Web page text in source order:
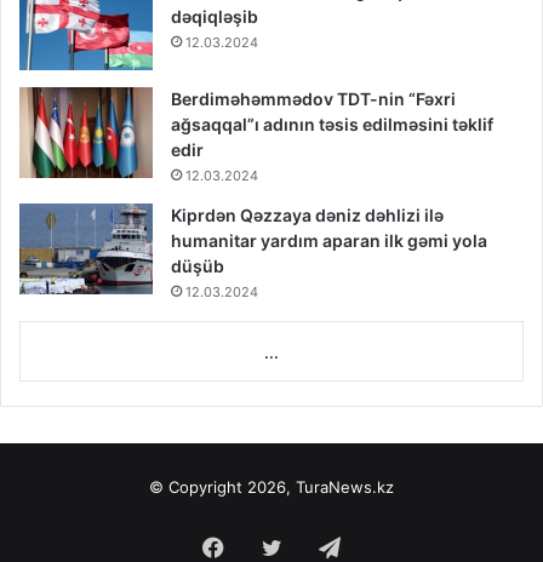
dəqiqləşib
12.03.2024
Berdiməhəmmədov TDT-nin “Fəxri
ağsaqqal”ı adının təsis edilməsini təklif
edir
12.03.2024
Kiprdən Qəzzaya dəniz dəhlizi ilə
humanitar yardım aparan ilk gəmi yola
düşüb
12.03.2024
...
© Copyright 2026, TuraNews.kz
Facebook
Twitter